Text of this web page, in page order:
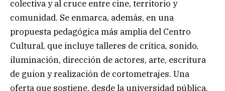
colectiva y al cruce entre cine, territorio y
comunidad. Se enmarca, además, en una
propuesta pedagógica más amplia del Centro
Cultural, que incluye talleres de crítica, sonido,
iluminación, dirección de actores, arte, escritura
de guion y realización de cortometrajes. Una
oferta que sostiene, desde la universidad pública,